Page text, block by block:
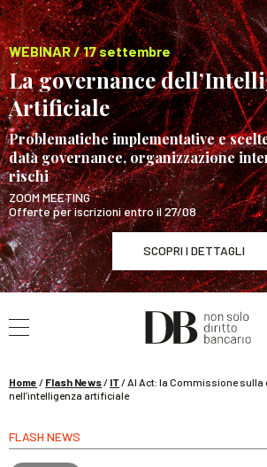
WEBINAR / 17 settembre
La governance
Artificiale
Problematiche implementative e
data governance, organizzazione
rischi
ZOOM MEETING
Offerte per iscrizioni entro il 27/08
SCOPRI I DETTAGLI
WEBINAR / 17 settembre
La governance dell’Intelligenza
Home / Flash News/ IT /AI Act: la Commissione sulla
nell’intelligenza artificiale
FLASH NEWS